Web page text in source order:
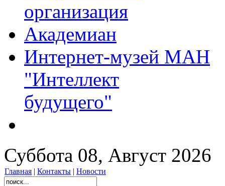
организация
Академиан
Интернет-музей МАН
"Интеллект
будущего"
Суббота 08, Август 2026
Главная | Контакты | Новости